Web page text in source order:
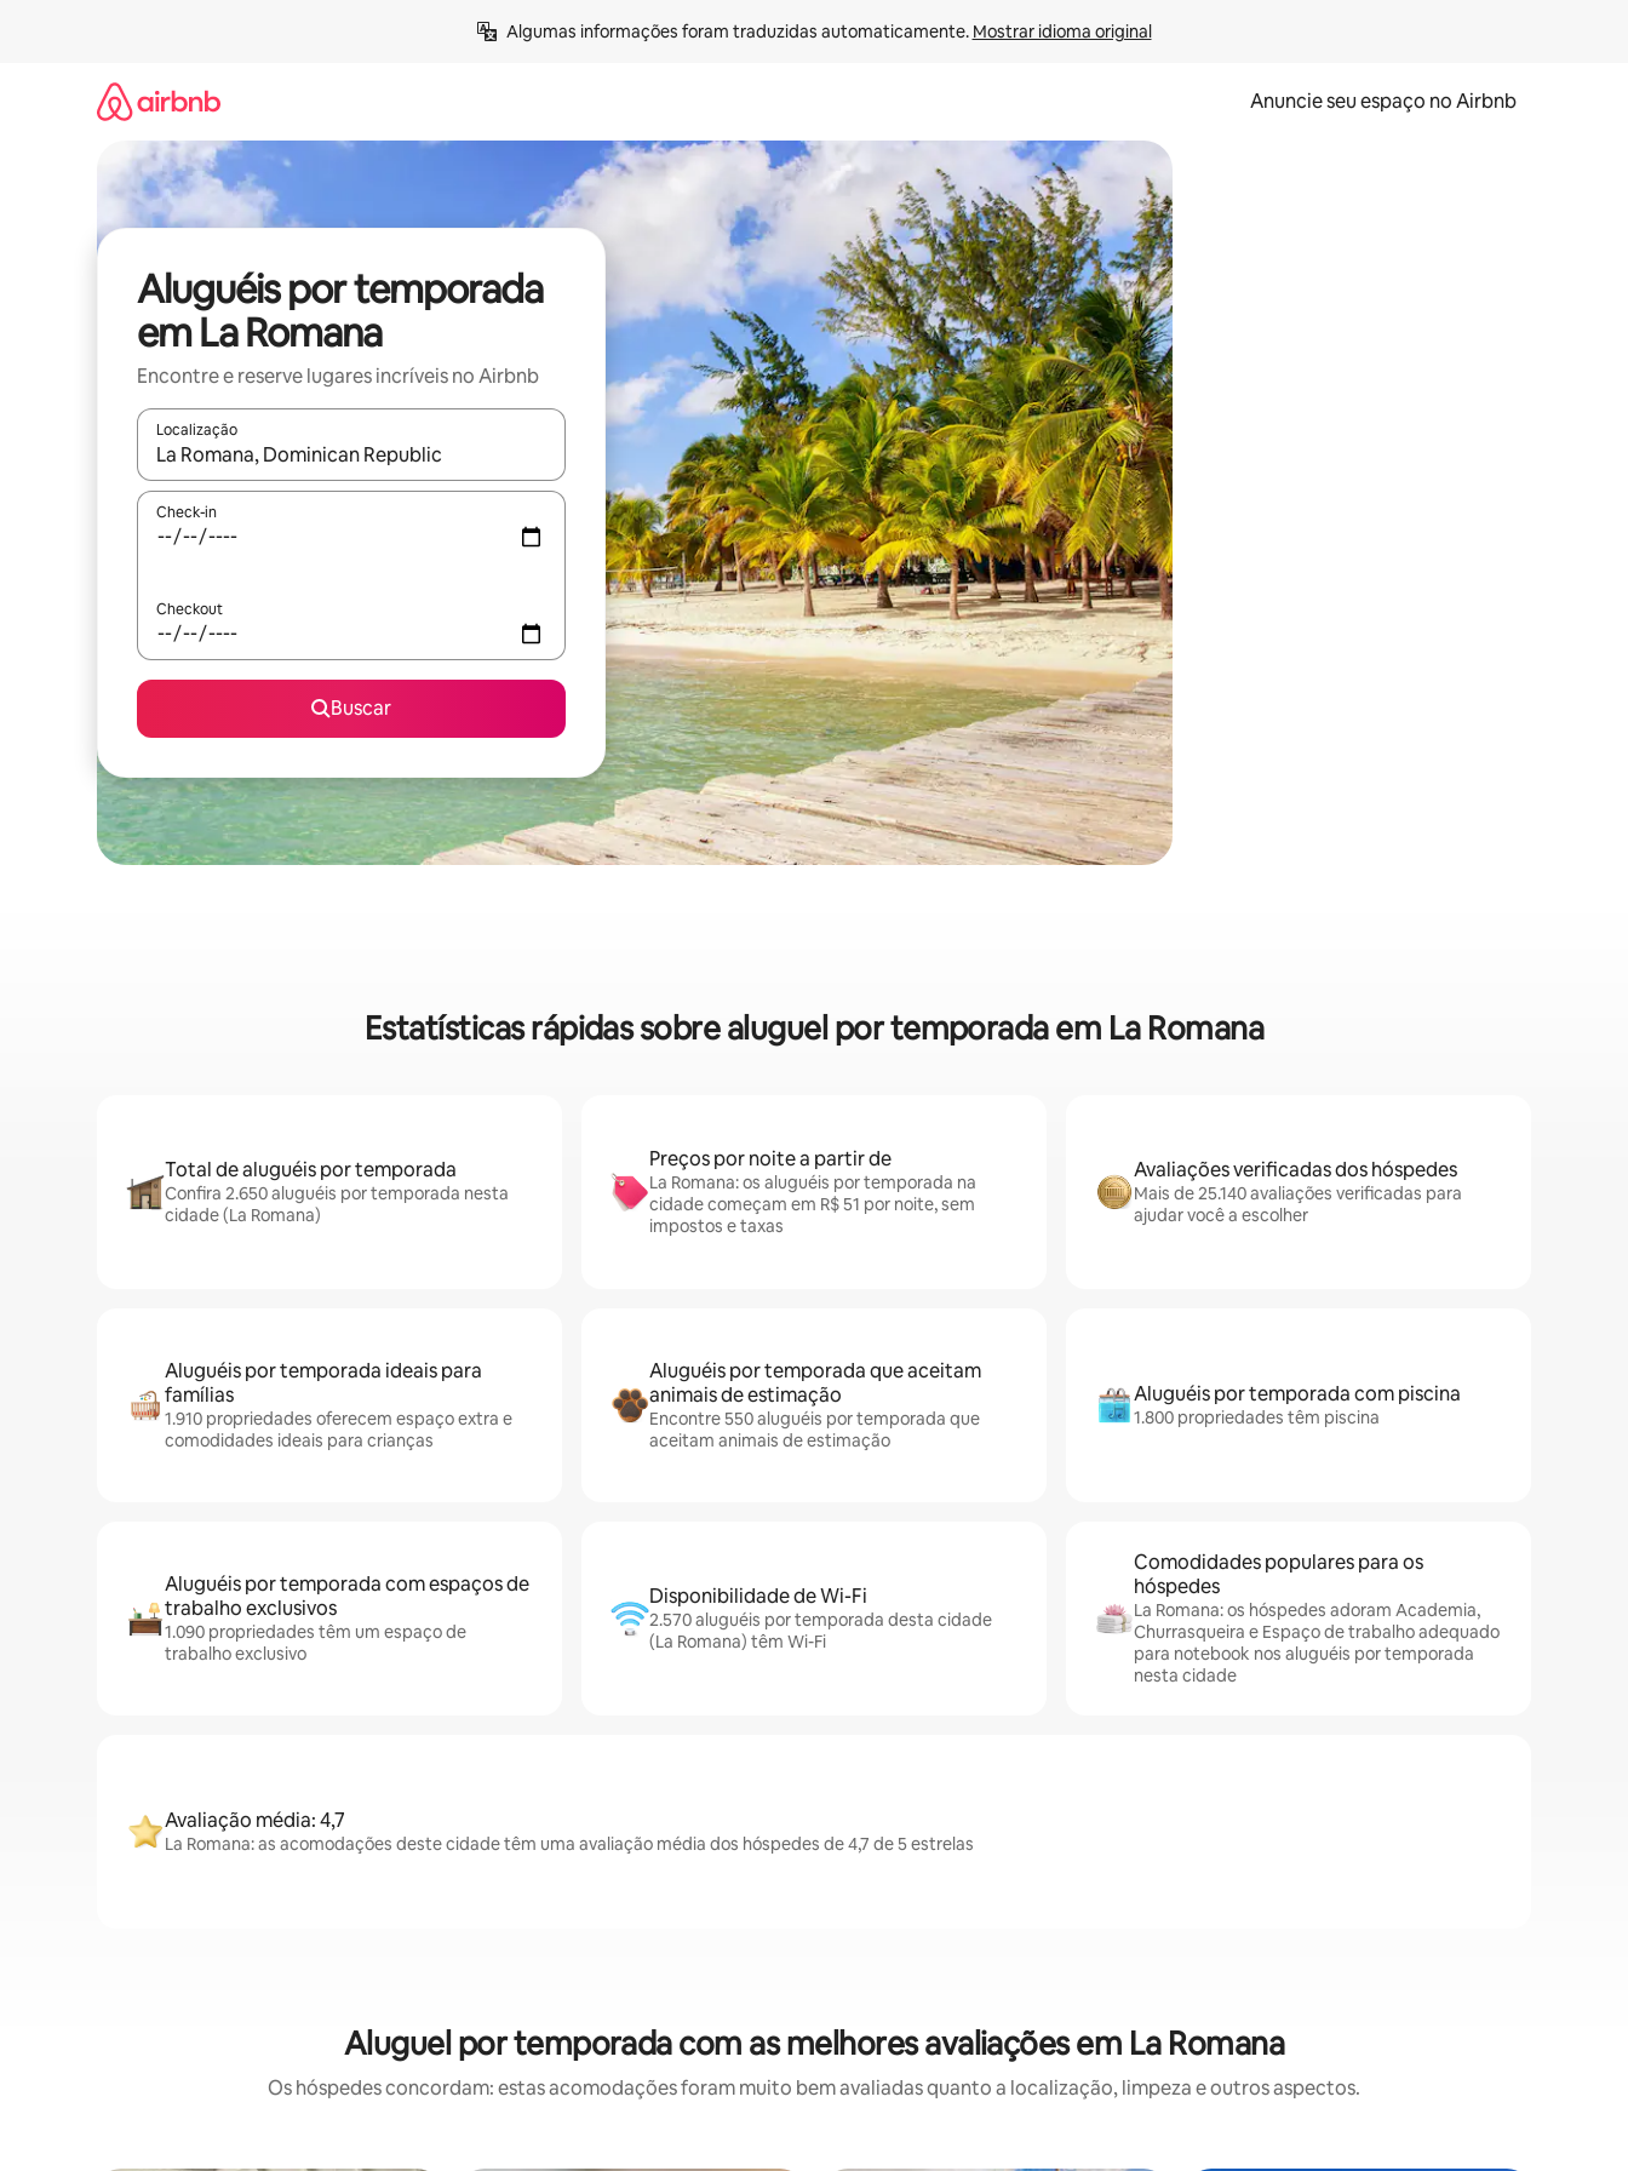
Algumas informações foram traduzidas automaticamente. Mostrar idioma original
Anuncie seu espaço no Airbnb
Aluguéis por temporada
em La Romana
Encontre e reserve lugares incríveis no Airbnb
Localização
Quando os resultados estiverem disponíveis, explore-os usando as seta para cima e para baixo do teclado ou tocando e deslizando o dedo na tela.
Check-in
Checkout
Buscar
Estatísticas rápidas sobre aluguel por temporada em La Romana
Total de aluguéis por temporada
Confira 2.650 aluguéis por temporada nesta
cidade (La Romana)
Preços por noite a partir de
La Romana: os aluguéis por temporada na
cidade começam em R$ 51 por noite, sem
impostos e taxas
Avaliações verificadas dos hóspedes
Mais de 25.140 avaliações verificadas para
ajudar você a escolher
Aluguéis por temporada ideais para
famílias
1.910 propriedades oferecem espaço extra e
comodidades ideais para crianças
Aluguéis por temporada que aceitam
animais de estimação
Encontre 550 aluguéis por temporada que
aceitam animais de estimação
Aluguéis por temporada com piscina
1.800 propriedades têm piscina
Aluguéis por temporada com espaços de
trabalho exclusivos
1.090 propriedades têm um espaço de
trabalho exclusivo
Disponibilidade de Wi-Fi
2.570 aluguéis por temporada desta cidade
(La Romana) têm Wi-Fi
Comodidades populares para os
hóspedes
La Romana: os hóspedes adoram Academia,
Churrasqueira e Espaço de trabalho adequado
para notebook nos aluguéis por temporada
nesta cidade
Avaliação média: 4,7
La Romana: as acomodações deste cidade têm uma avaliação média dos hóspedes de 4,7 de 5 estrelas
Aluguel por temporada com as melhores avaliações em La Romana
Os hóspedes concordam: estas acomodações foram muito bem avaliadas quanto a localização, limpeza e outros aspectos.